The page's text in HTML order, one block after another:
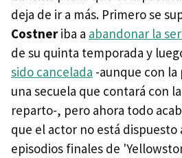
deja de ir a más. Primero se
Costneriba a abandonar la
de su quinta temporada y
sido cancelada -aunque con la
una secuela que contará con
reparto-, pero ahora todo
que el actor no está dispuesto
episodios finales de